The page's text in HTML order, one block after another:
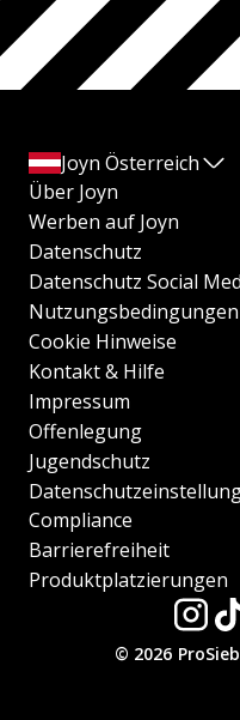
Joyn Österreich
Über Joyn
Werben auf Joyn
Datenschutz
Datenschutz Social
Nutzungsbedingungen
Cookie Hinweise
Kontakt & Hilfe
Impressum
Offenlegung
Jugendschutz
Compliance
Barrierefreiheit
Produktplatzierungen
© 2026